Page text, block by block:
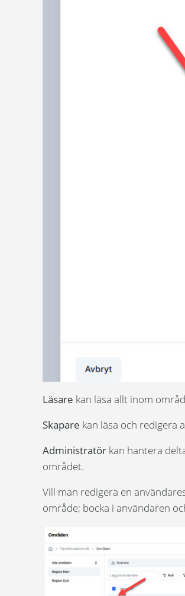
Läsare kan läsa allt inom
Skapare kan läsa och redigera
Administratör kan hantera
området.
Vill man redigera en
område; bocka i användaren